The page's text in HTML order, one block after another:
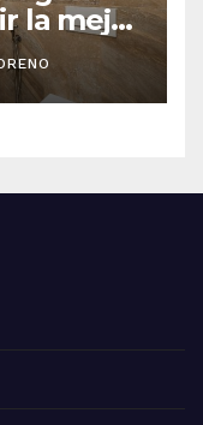
la mejor